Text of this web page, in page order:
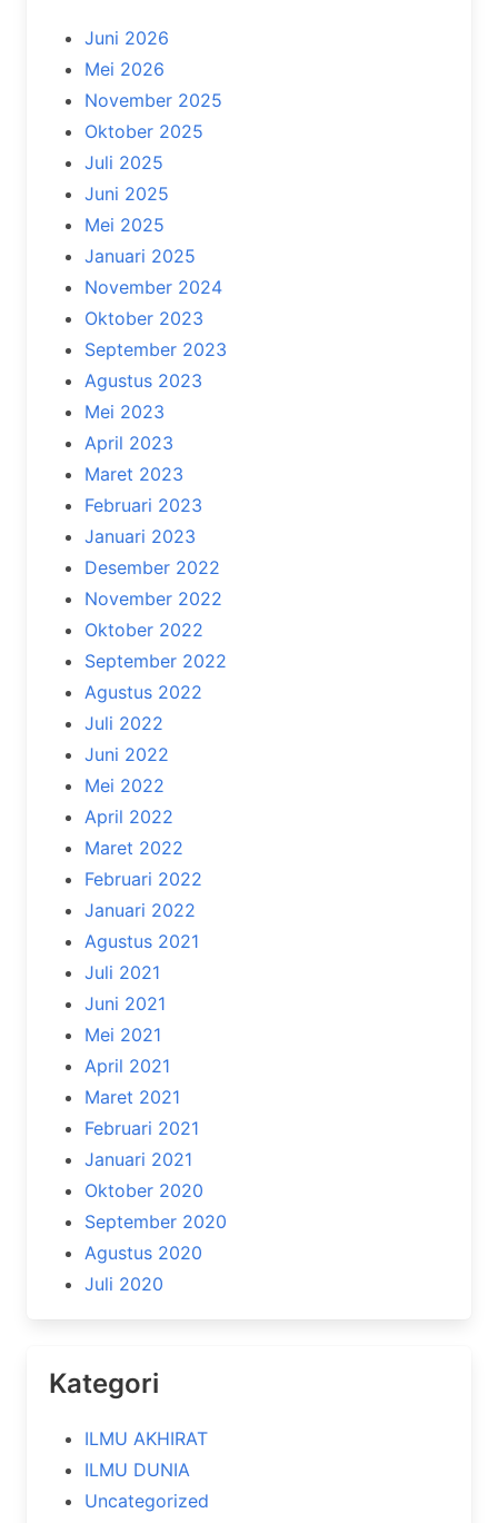
Juni 2026
Mei 2026
November 2025
Oktober 2025
Juli 2025
Juni 2025
Mei 2025
Januari 2025
November 2024
Oktober 2023
September 2023
Agustus 2023
Mei 2023
April 2023
Maret 2023
Februari 2023
Januari 2023
Desember 2022
November 2022
Oktober 2022
September 2022
Agustus 2022
Juli 2022
Juni 2022
Mei 2022
April 2022
Maret 2022
Februari 2022
Januari 2022
Agustus 2021
Juli 2021
Juni 2021
Mei 2021
April 2021
Maret 2021
Februari 2021
Januari 2021
Oktober 2020
September 2020
Agustus 2020
Juli 2020
Kategori
ILMU AKHIRAT
ILMU DUNIA
Uncategorized